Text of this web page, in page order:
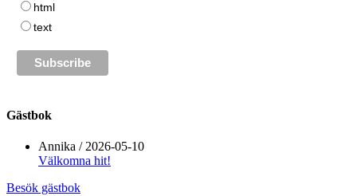
html
text
Gästbok
Annika / 2026-05-10
Välkomna hit!
Besök gästbok